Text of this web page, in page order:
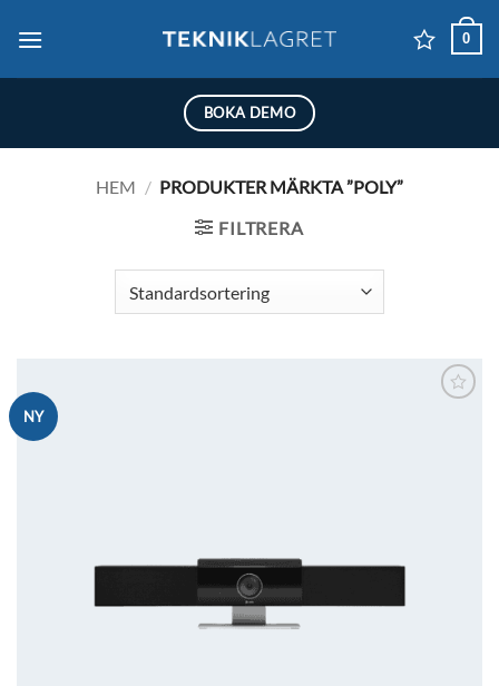
0
BOKA DEMO
HEM / PRODUKTER MÄRKTA ”POLY”
FILTRERA
NY